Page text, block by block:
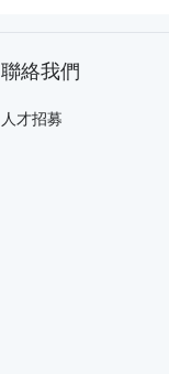
聯絡我們
人才招募